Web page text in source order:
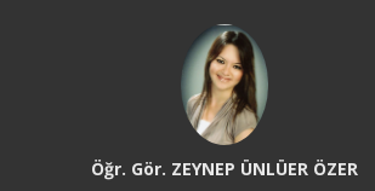
Öğr. Gör. ZEYNEP ÜNLÜER ÖZER